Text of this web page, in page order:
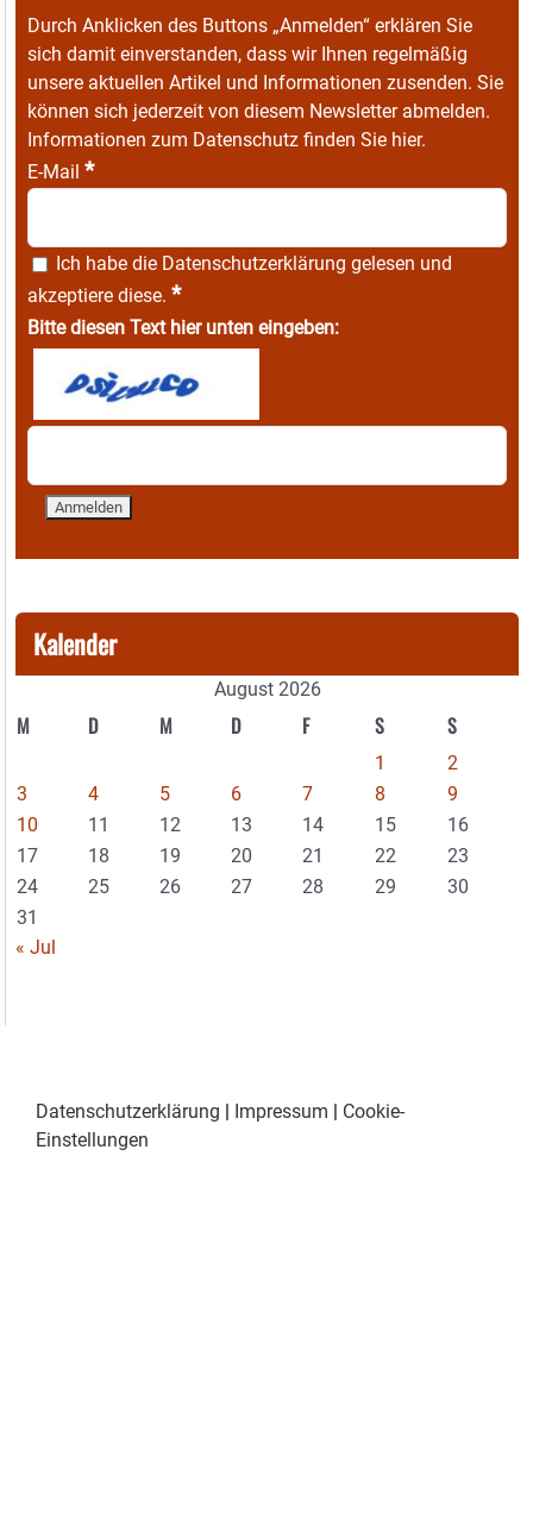
Durch Anklicken des Buttons „Anmelden“ erklären Sie
sich damit einverstanden, dass wir Ihnen regelmäßig
unsere aktuellen Artikel und Informationen zusenden. Sie
können sich jederzeit von diesem Newsletter abmelden.
Informationen zum Datenschutz finden Sie hier.
E-Mail *
Ich habe die Datenschutzerklärung gelesen und
akzeptiere diese. *
Bitte diesen Text hier unten eingeben:
Kalender
August 2026
M D M D F S S
1
2
3
4 5 6 7 8
9
10
11 12 13 14 15
16
17
18 19 20 21 22
23
24
25 26 27 28 29
30
31
« Jul
Datenschutzerklärung | Impressum | Cookie-
Einstellungen